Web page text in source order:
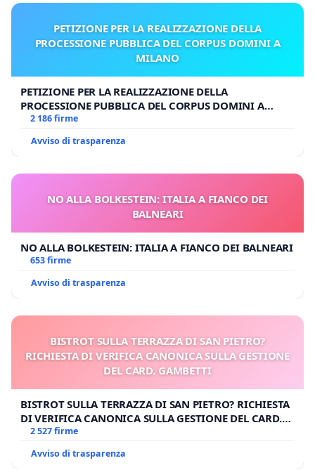
PETIZIONE PER LA REALIZZAZIONE DELLA
PROCESSIONE PUBBLICA DEL CORPUS DOMINI A
MILANO
PETIZIONE PER LA REALIZZAZIONE DELLA
PROCESSIONE PUBBLICA DEL CORPUS DOMINI A
MILANO
2 186 firme
Avviso di trasparenza
NO ALLA BOLKESTEIN: ITALIA A FIANCO DEI
BALNEARI
NO ALLA BOLKESTEIN: ITALIA A FIANCO DEI BALNEARI
653 firme
Avviso di trasparenza
BISTROT SULLA TERRAZZA DI SAN PIETRO?
RICHIESTA DI VERIFICA CANONICA SULLA GESTIONE
DEL CARD. GAMBETTI
BISTROT SULLA TERRAZZA DI SAN PIETRO? RICHIESTA
DI VERIFICA CANONICA SULLA GESTIONE DEL CARD.
GAMBETTI
2 527 firme
Avviso di trasparenza